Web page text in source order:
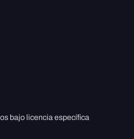
bajo licencia específica